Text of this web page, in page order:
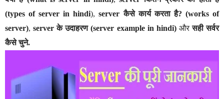
(types of server in hindi),server कैसे कार्य करता है? (works of
server),server के उदाहरण (server example in hindi)औरसही सर्वर
कैसे चुने.